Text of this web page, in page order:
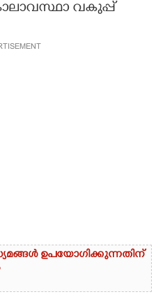
വകുപ്പ്
ഉപയോഗിക്കുന്നതിന്